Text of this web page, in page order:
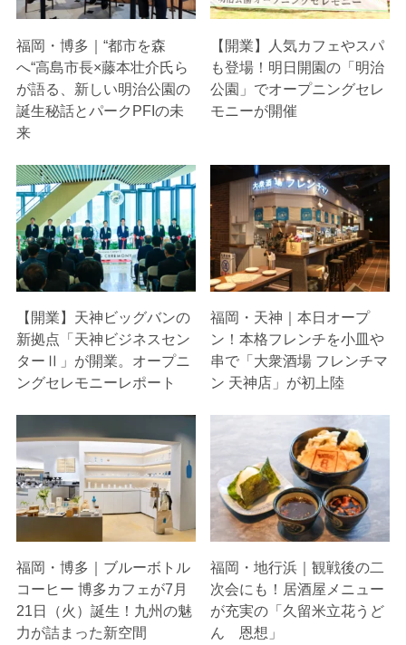
福岡・博多｜“都市を森
へ“高島市長×藤本壮介氏ら
が語る、新しい明治公園の
誕生秘話とパークPFIの未
来
【開業】人気カフェやスパ
も登場！明日開園の「明治
公園」でオープニングセレ
モニーが開催
【開業】天神ビッグバンの
新拠点「天神ビジネスセン
ターⅡ」が開業。オープニ
ングセレモニーレポート
福岡・天神｜本日オープ
ン！本格フレンチを小皿や
串で「大衆酒場 フレンチマ
ン 天神店」が初上陸
福岡・博多｜ブルーボトル
コーヒー 博多カフェが7月
21日（火）誕生！九州の魅
力が詰まった新空間
福岡・地行浜｜観戦後の二
次会にも！居酒屋メニュー
が充実の「久留米立花うど
ん 恩想」